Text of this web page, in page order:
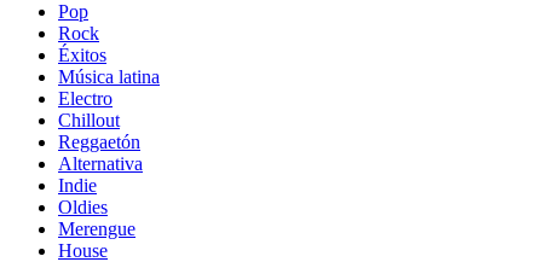
Pop
Rock
Éxitos
Música latina
Electro
Chillout
Reggaetón
Alternativa
Indie
Oldies
Merengue
House